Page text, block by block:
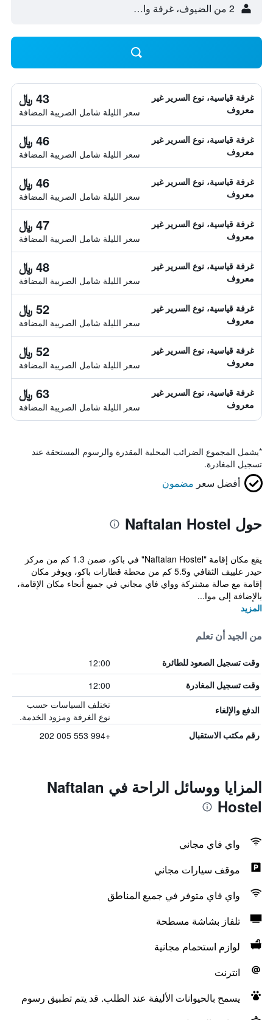
2 من الضيوف، غرفة واحدة
غرفة قياسية، نوع السرير غير
معروف
43 ﷼
سعر الليلة شامل الصريبة المضافة
غرفة قياسية، نوع السرير غير
معروف
46 ﷼
سعر الليلة شامل الصريبة المضافة
غرفة قياسية، نوع السرير غير
معروف
46 ﷼
سعر الليلة شامل الصريبة المضافة
غرفة قياسية، نوع السرير غير
معروف
47 ﷼
سعر الليلة شامل الصريبة المضافة
غرفة قياسية، نوع السرير غير
معروف
48 ﷼
سعر الليلة شامل الصريبة المضافة
غرفة قياسية، نوع السرير غير
معروف
52 ﷼
سعر الليلة شامل الصريبة المضافة
غرفة قياسية، نوع السرير غير
معروف
52 ﷼
سعر الليلة شامل الصريبة المضافة
غرفة قياسية، نوع السرير غير
معروف
63 ﷼
سعر الليلة شامل الصريبة المضافة
*يشمل المجموع الضرائب المحلية المقدرة والرسوم المستحقة عند
تسجيل المغادرة.
أفضل سعر مضمون
حول Naftalan Hostel
يقع مكان إقامة "Naftalan Hostel" في باكو، ضمن 1.3 كم من مركز
حيدر علييف الثقافي و5.5 كم من محطة قطارات باكو، ويوفر مكان
إقامة مع صالة مشتركة وواي فاي مجاني في جميع أنحاء مكان الإقامة،
بالإضافة إلى موا...
المزيد
من الجيد أن تعلم
وقت تسجيل الصعود للطائرة 12:00
وقت تسجيل المغادرة 12:00
الدفع والإلغاء
تختلف السياسات حسب
نوع الغرفة ومزود الخدمة.
رقم مكتب الاستقبال +994 553 005 202
المزايا ووسائل الراحة في Naftalan
Hostel
واي فاي مجاني
موقف سيارات مجاني
واي فاي متوفر في جميع المناطق
تلفاز بشاشة مسطحة
لوازم استحمام مجانية
انترنت
يسمح بالحيوانات الأليفة عند الطلب. قد يتم تطبيق رسوم